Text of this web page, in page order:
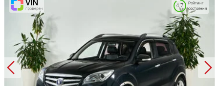
Рейтинг
состояния
4.7